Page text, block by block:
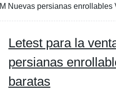
Nuevas persianas
Letest para la
persianas
baratas